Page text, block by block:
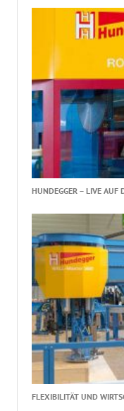
HUNDEGGER – LIVE
FLEXIBILITÄT UND